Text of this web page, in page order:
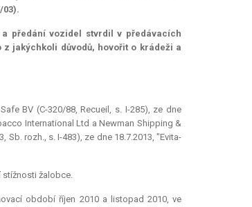
03).
předání vozidel stvrdil v předávacích
jakýchkoli důvodů, hovořit o krádeži a
BV (C-320/88, Recueil, s. I-285), ze dne
International Ltd a Newman Shipping &
Sb. rozh., s. I-483), ze dne 18.7.2013, "Evita-
stížnosti žalobce.
období říjen 2010 a listopad 2010, ve